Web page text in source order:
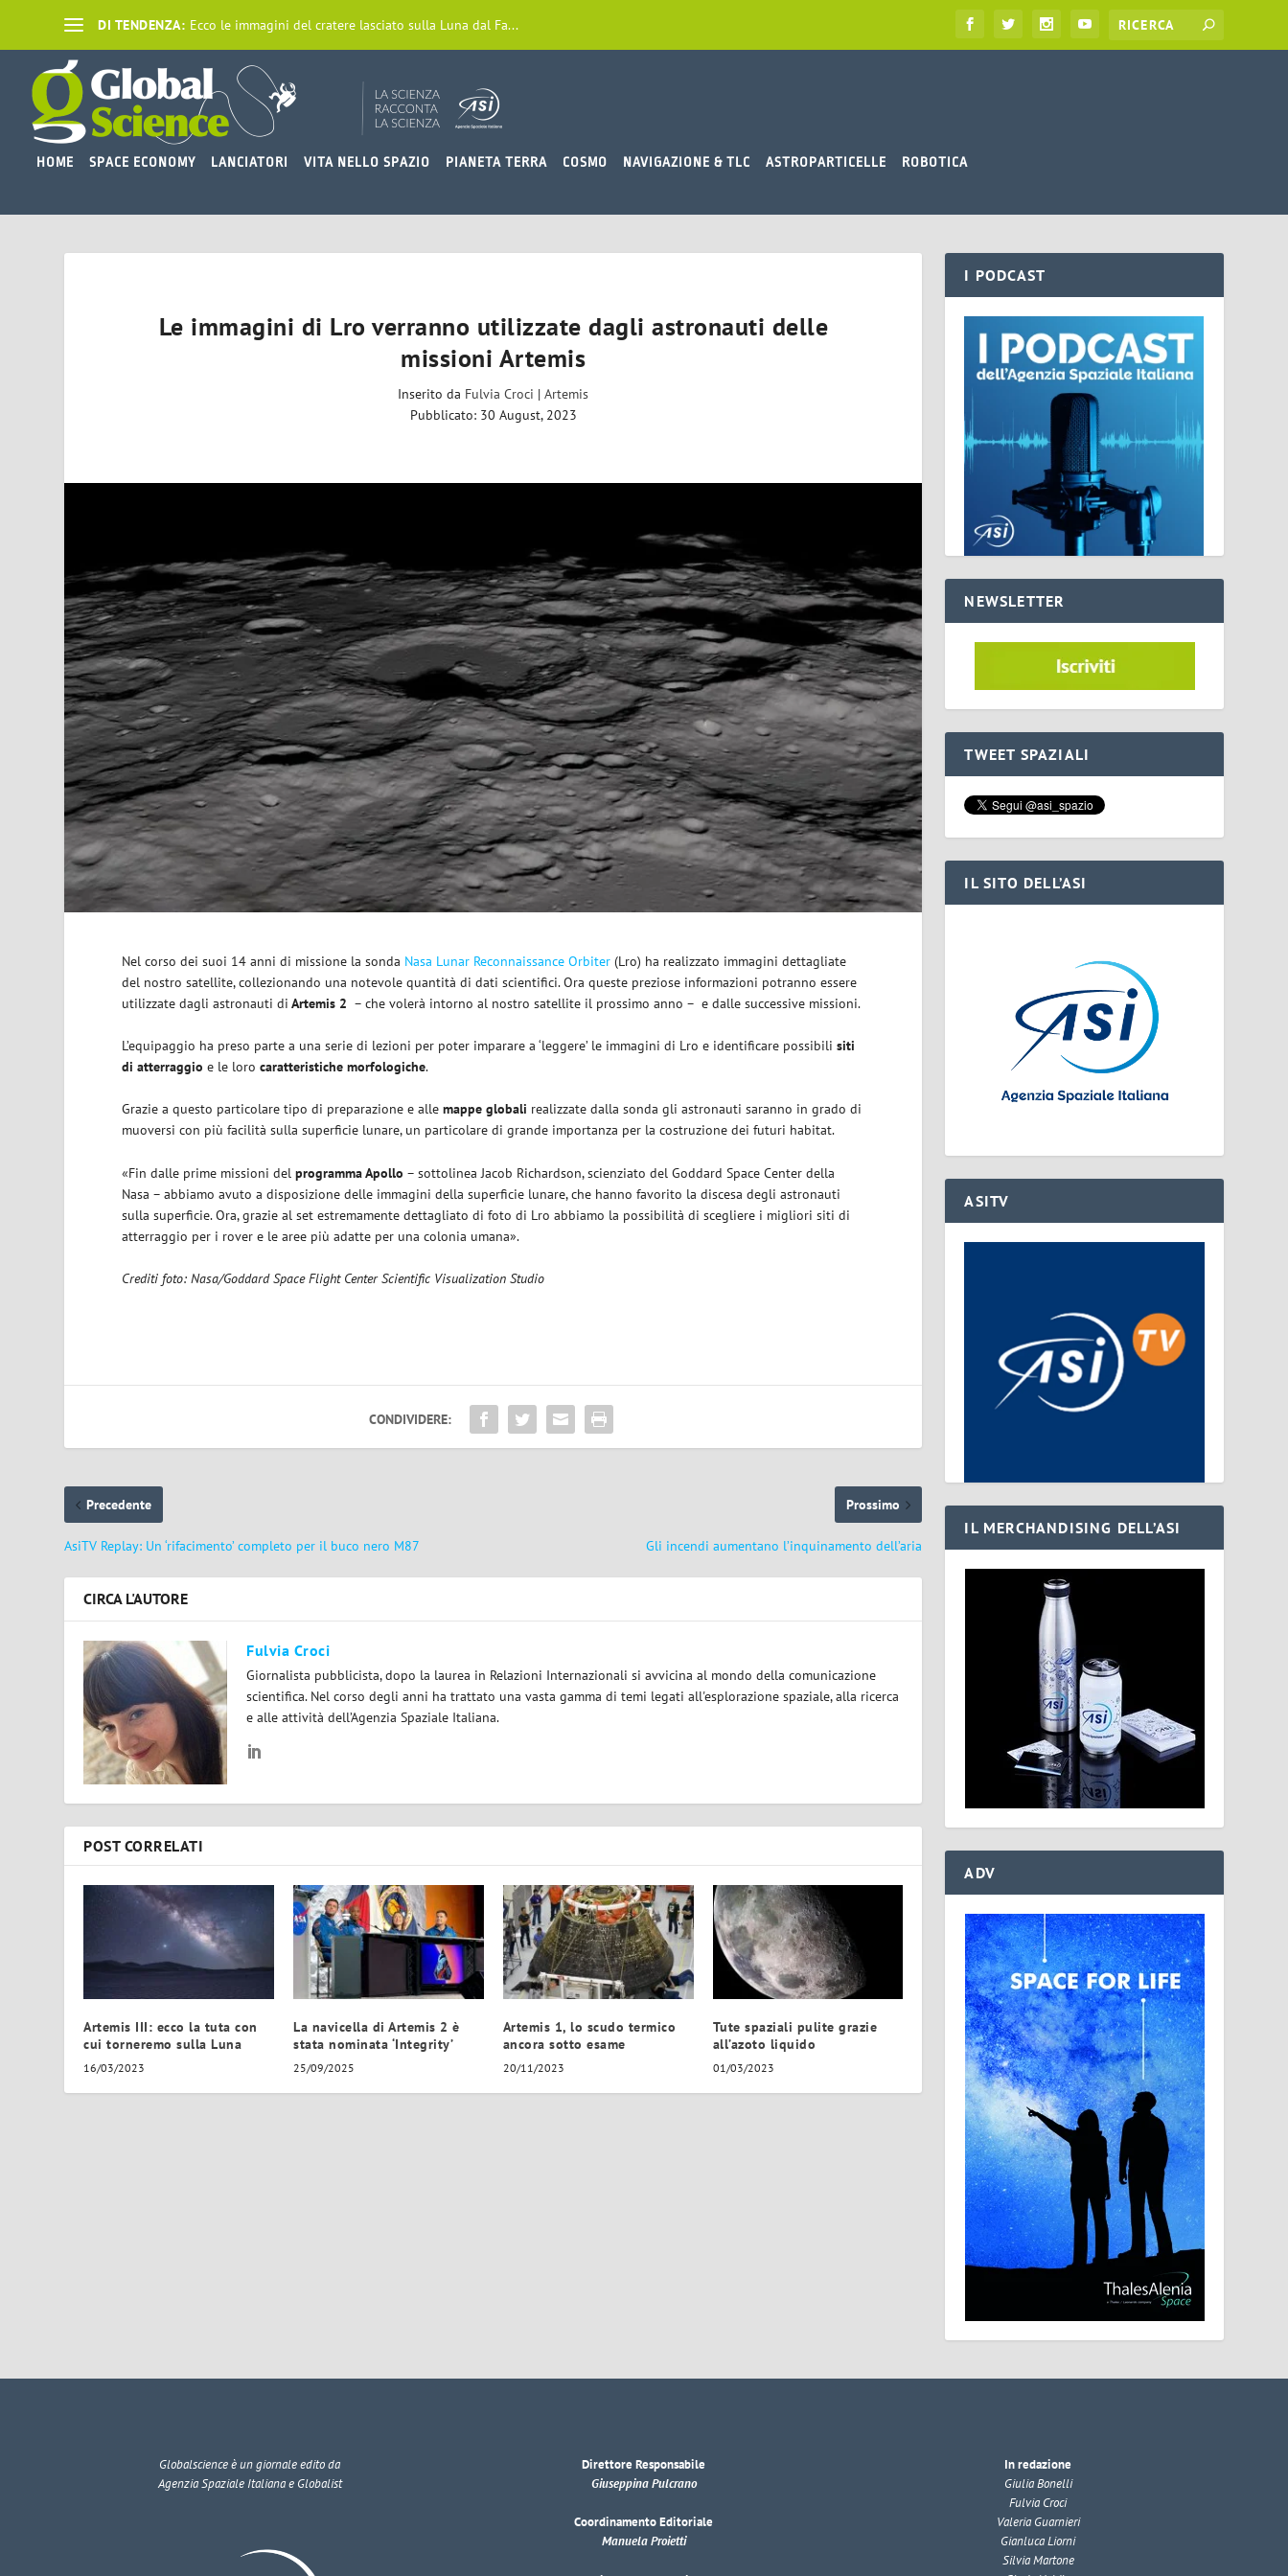
DI TENDENZA: Ecco le immagini del cratere lasciato sulla Luna dal Fa...
HOME SPACE ECONOMY LANCIATORI VITA NELLO SPAZIO PIANETA TERRA COSMO NAVIGAZIONE & TLC ASTROPARTICELLE ROBOTICA
Le immagini di Lro verranno utilizzate dagli astronauti delle
missioni Artemis
Inserito da Fulvia Croci |Artemis
Pubblicato: 30 August, 2023
Nel corso dei suoi 14 anni di missione la sonda Nasa Lunar Reconnaissance Orbiter (Lro) ha realizzato immagini dettagliate
del nostro satellite, collezionando una notevole quantità di dati scientifici. Ora queste preziose informazioni potranno essere
utilizzate dagli astronauti di Artemis 2 – che volerà intorno al nostro satellite il prossimo anno – e dalle successive missioni.
L’equipaggio ha preso parte a una serie di lezioni per poter imparare a ‘leggere’ le immagini di Lro e identificare possibilisiti
di atterraggio e le lorocaratteristiche morfologiche.
Grazie a questo particolare tipo di preparazione e allemappe globali realizzate dalla sonda gli astronauti saranno in grado di
muoversi con più facilità sulla superficie lunare, un particolare di grande importanza per la costruzione dei futuri habitat.
«Fin dalle prime missioni delprogramma Apollo – sottolinea Jacob Richardson, scienziato del Goddard Space Center della
Nasa – abbiamo avuto a disposizione delle immagini della superficie lunare, che hanno favorito la discesa degli astronauti
sulla superficie. Ora, grazie al set estremamente dettagliato di foto di Lro abbiamo la possibilità di scegliere i migliori siti di
atterraggio per i rover e le aree più adatte per una colonia umana».
Crediti foto: Nasa/Goddard Space Flight Center Scientific Visualization Studio
CONDIVIDERE:
Precedente
AsiTV Replay: Un ‘rifacimento’ completo per il buco nero M87
Prossimo
Gli incendi aumentano l’inquinamento dell’aria
CIRCA L'AUTORE
Fulvia Croci
Giornalista pubblicista, dopo la laurea in Relazioni Internazionali si avvicina al mondo della comunicazione
scientifica. Nel corso degli anni ha trattato una vasta gamma di temi legati all'esplorazione spaziale, alla ricerca
e alle attività dell’Agenzia Spaziale Italiana.
POST CORRELATI
Artemis III: ecco la tuta con
cui torneremo sulla Luna
16/03/2023
La navicella di Artemis 2 è
stata nominata ‘Integrity’
25/09/2025
Artemis 1, lo scudo termico
ancora sotto esame
20/11/2023
Tute spaziali pulite grazie
all’azoto liquido
01/03/2023
I PODCAST
NEWSLETTER
TWEET SPAZIALI
IL SITO DELL’ASI
ASITV
IL MERCHANDISING DELL’ASI
ADV
Globalscienceè un giornale edito da
Agenzia Spaziale Italiana e Globalist
Direttore Responsabile
Giuseppina Pulcrano
Coordinamento Editoriale
Manuela Proietti
In redazione
Giulia Bonelli
Fulvia Croci
Valeria Guarnieri
Gianluca Liorni
Silvia Martone